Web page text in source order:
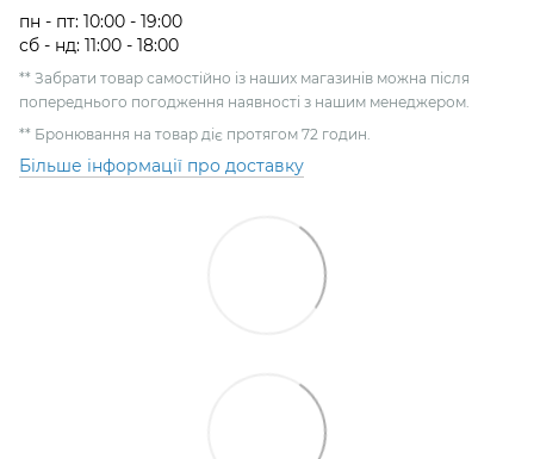
пн - пт: 10:00 - 19:00
сб - нд: 11:00 - 18:00
** Забрати товар самостійно із наших магазинів можна після
попереднього погодження наявності з нашим менеджером.
** Бронювання на товар діє протягом 72 годин.
Більше інформації про доставку